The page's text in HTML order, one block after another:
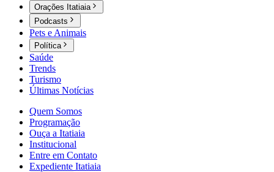
Orações Itatiaia
Podcasts
Pets e Animais
Política
Saúde
Trends
Turismo
Últimas Notícias
Quem Somos
Programação
Ouça a Itatiaia
Institucional
Entre em Contato
Expediente Itatiaia